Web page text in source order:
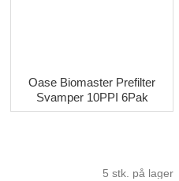
Oase Biomaster Prefilter
Svamper 10PPI 6Pak
5 stk. på lager